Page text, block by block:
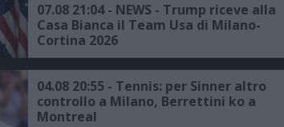
07.08 21:04 - NEWS - Trump riceve alla
Casa Bianca il Team Usa di Milano-
Cortina 2026
04.08 20:55 - Tennis: per Sinner altro
controllo a Milano, Berrettini ko a
Montreal